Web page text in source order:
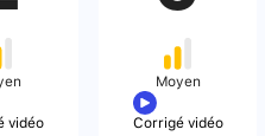
vidéo
Moyen
Corrigé vidéo